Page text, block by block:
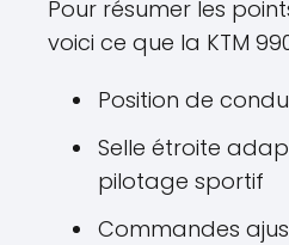
Pour résumer les
voici ce que la KTM
Position de
Selle étroite
pilotage sportif
Commandes